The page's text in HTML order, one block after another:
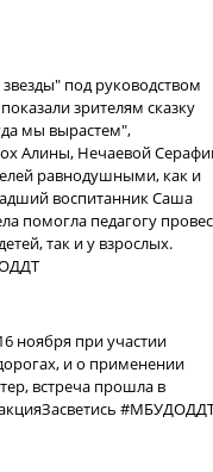
под руководством
зрителям сказку
мы вырастем",
Алины, Нечаевой
равнодушными, как и
воспитанник Саша
помогла педагогу
так и у взрослых.
ноября при участии
и о применении
встреча прошла в